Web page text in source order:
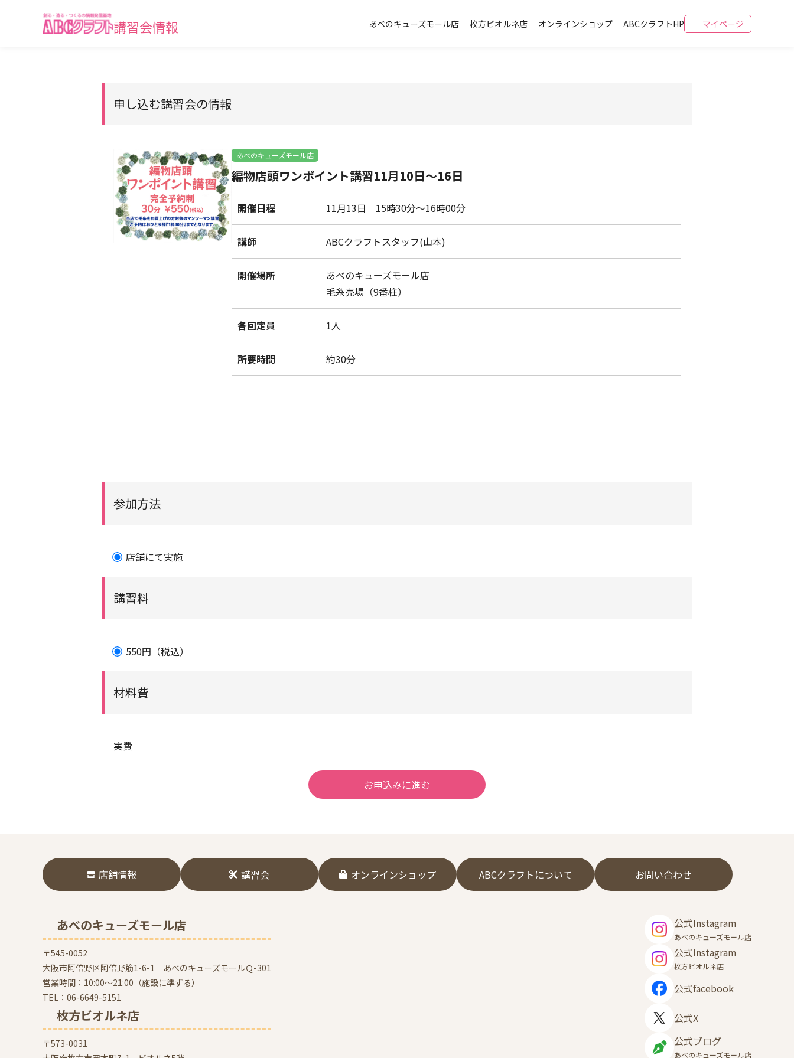
講習会情報 あべのキューズモール店 枚方ビオルネ店 オンラインショップ ABCクラフトHP マイページ
申し込む講習会の情報
あべのキューズモール店
編物店頭ワンポイント講習11月10日～16日
開催日程 11月13日 15時30分～16時00分
講師 ABCクラフトスタッフ(山本)
開催場所
あべのキューズモール店
毛糸売場（9番柱）
各回定員 1人
所要時間 約30分
参加方法
店舗にて実施
講習料
550円（税込）
材料費
実費
店舗情報 講習会 オンラインショップ ABCクラフトについて お問い合わせ
あべのキューズモール店
〒545-0052
大阪市阿倍野区阿倍野筋1-6-1 あべのキューズモールＱ-301
営業時間：10:00～21:00（施設に準ずる）
TEL： 06-6649-5151
枚方ビオルネ店
〒573-0031
公式Instagram
あべのキューズモール店
公式Instagram
枚方ビオルネ店
公式facebook
公式X
公式ブログ
あべのキューズモール店